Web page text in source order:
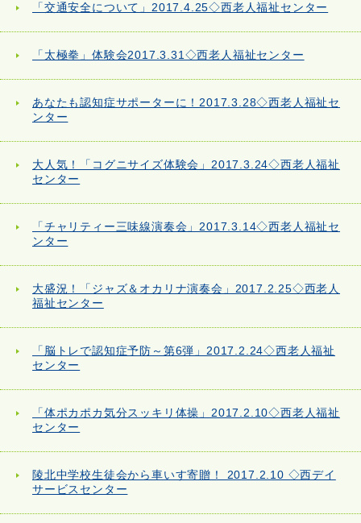
「交通安全について」2017.4.25◇西老人福祉センター
「太極拳」体験会2017.3.31◇西老人福祉センター
あなたも認知症サポーターに！2017.3.28◇西老人福祉セ
ンター
大人気！「コグニサイズ体験会」2017.3.24◇西老人福祉
センター
「チャリティー三味線演奏会」2017.3.14◇西老人福祉セ
ンター
大盛況！「ジャズ＆オカリナ演奏会」2017.2.25◇西老人
福祉センター
「脳トレで認知症予防～第6弾」2017.2.24◇西老人福祉
センター
「体ポカポカ気分スッキリ体操」2017.2.10◇西老人福祉
センター
陵北中学校生徒会から車いす寄贈！ 2017.2.10 ◇西デイ
サービスセンター